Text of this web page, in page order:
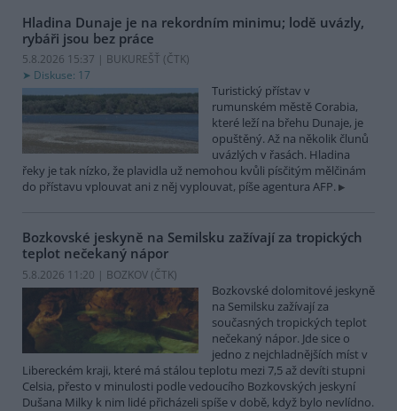
Hladina Dunaje je na rekordním minimu; lodě uvázly,
rybáři jsou bez práce
5.8.2026 15:37 | BUKUREŠŤ (ČTK)
Diskuse: 17
Turistický přístav v
rumunském městě Corabia,
které leží na břehu Dunaje, je
opuštěný. Až na několik člunů
uvázlých v řasách. Hladina
řeky je tak nízko, že plavidla už nemohou kvůli písčitým mělčinám
do přístavu vplouvat ani z něj vyplouvat, píše agentura AFP.
Bozkovské jeskyně na Semilsku zažívají za tropických
teplot nečekaný nápor
5.8.2026 11:20 | BOZKOV (ČTK)
Bozkovské dolomitové jeskyně
na Semilsku zažívají za
současných tropických teplot
nečekaný nápor. Jde sice o
jedno z nejchladnějších míst v
Libereckém kraji, které má stálou teplotu mezi 7,5 až devíti stupni
Celsia, přesto v minulosti podle vedoucího Bozkovských jeskyní
Dušana Milky k nim lidé přicházeli spíše v době, když bylo nevlídno.